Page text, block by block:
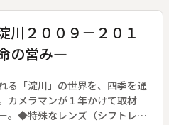
く。
冬休みに密着した。（映画は
年９月に公開された。）
２００９－２０１
の営み―
る「淀川」の世界を、四季を通
カメラマンが１年かけて取材
。◆特殊なレンズ（シフトレン